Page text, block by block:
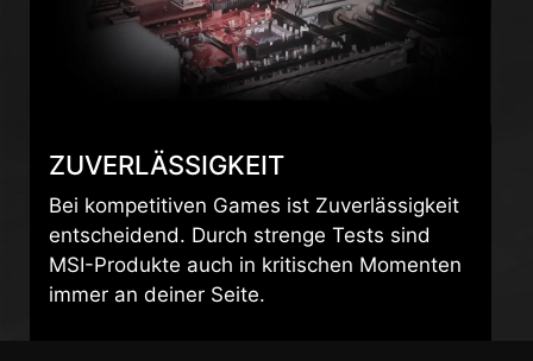
Bei kompetitiven Games ist Zuverlässigkeit
entscheidend. Durch strenge Tests sind
MSI-Produkte auch in kritischen Momenten
immer an deiner Seite.